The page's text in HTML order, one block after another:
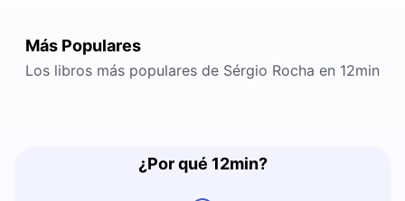
Más Populares
Los libros más populares de Sérgio Rocha en 12min
¿Por qué 12min?